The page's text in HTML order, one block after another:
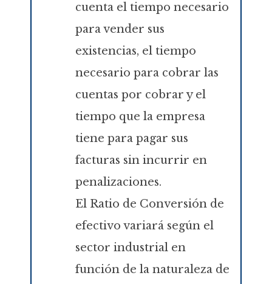
cuenta el tiempo necesario
para vender sus
existencias, el tiempo
necesario para cobrar las
cuentas por cobrar y el
tiempo que la empresa
tiene para pagar sus
facturas sin incurrir en
penalizaciones.
El Ratio de Conversión de
efectivo variará según el
sector industrial en
función de la naturaleza de